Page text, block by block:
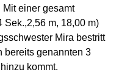
Mit einer gesamt
Sek.,2,56 m, 18,00 m)
Mira bestritt
bereits genannten 3
kommt.